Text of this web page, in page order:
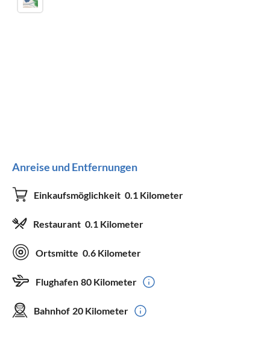
Anreise und Entfernungen
Einkaufsmöglichkeit 0.1 Kilometer
Restaurant 0.1 Kilometer
Ortsmitte 0.6 Kilometer
Flughafen 80 Kilometer
Bahnhof 20 Kilometer